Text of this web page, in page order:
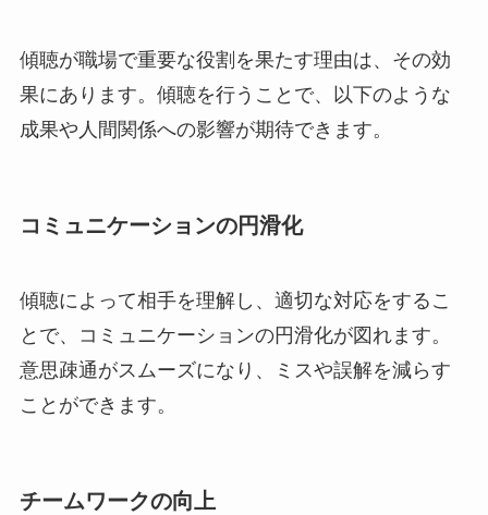
傾聴が職場で重要な役割を果たす理由は、その効
果にあります。傾聴を行うことで、以下のような
成果や人間関係への影響が期待できます。
コミュニケーションの円滑化
傾聴によって相手を理解し、適切な対応をするこ
とで、コミュニケーションの円滑化が図れます。
意思疎通がスムーズになり、ミスや誤解を減らす
ことができます。
チームワークの向上